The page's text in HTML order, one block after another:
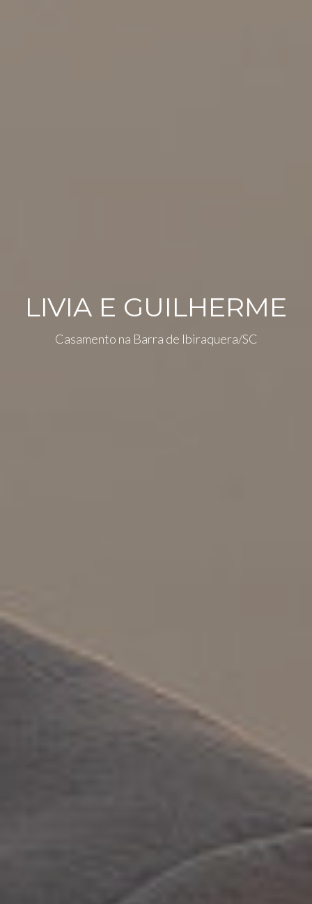
LIVIA E GUILHERME
Casamento na Barra de Ibiraquera/SC